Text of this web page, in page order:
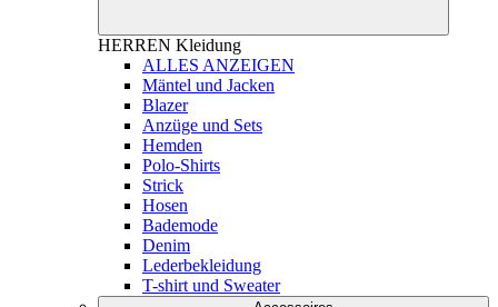
HERREN Kleidung
ALLES ANZEIGEN
Mäntel und Jacken
Blazer
Anzüge und Sets
Hemden
Polo-Shirts
Strick
Hosen
Bademode
Denim
Lederbekleidung
T-shirt und Sweater